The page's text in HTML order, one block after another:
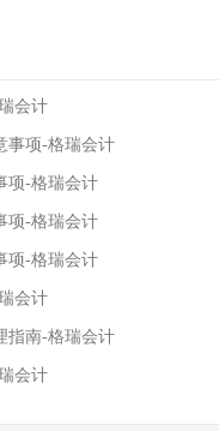
会计
事项-格瑞会计
项-格瑞会计
项-格瑞会计
项-格瑞会计
会计
指南-格瑞会计
会计